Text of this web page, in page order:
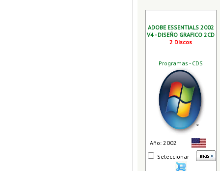
ADOBE ESSENTIALS 2002
V4 - DISEÑO GRAFICO 2CD
2 Discos
Programas - CDS
Año: 2002
Seleccionar